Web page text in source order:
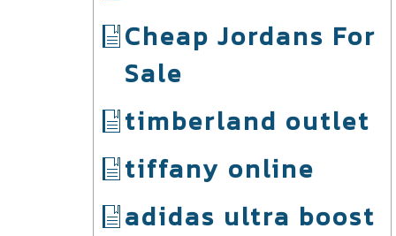
Cheap Jordans For
Sale
timberland outlet
tiffany online
adidas ultra boost